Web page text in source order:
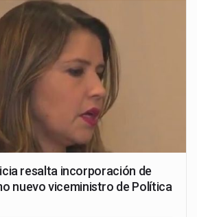
resalta incorporación de
nuevo viceministro de Política